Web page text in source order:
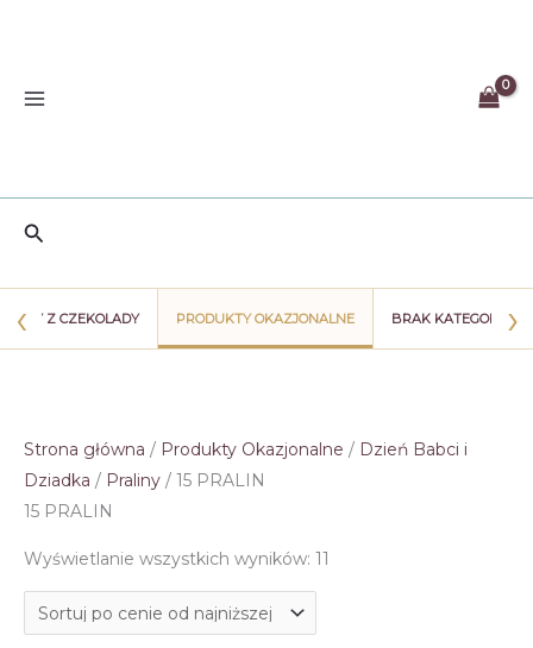
Szukaj
‹ Z CZEKOLADY PRODUKTY OKAZJONALNE BRAK KATEGORII ›
Strona główna / Produkty Okazjonalne / Dzień Babci i
Dziadka / Praliny / 15 PRALIN
15 PRALIN
Wyświetlanie wszystkich wyników: 11